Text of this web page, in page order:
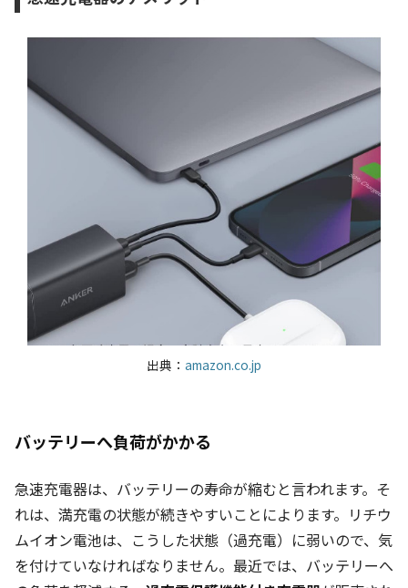
出典： amazon.co.jp
バッテリーへ負荷がかかる
急速充電器は、バッテリーの寿命が縮むと言われます。そ
れは、満充電の状態が続きやすいことによります。リチウ
ムイオン電池は、こうした状態（過充電）に弱いので、気
を付けていなければなりません。最近では、バッテリーへ